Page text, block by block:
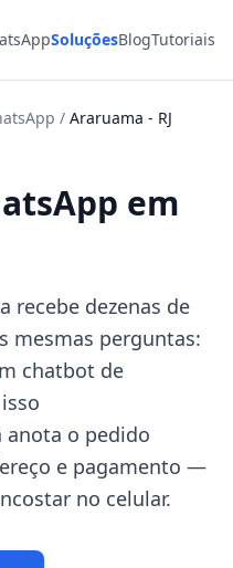
SoluçõesBlogTutoriais
/ Araruama - RJ
em
recebe dezenas de
mesmas perguntas:
chatbot de
anota o pedido
e pagamento —
no celular.